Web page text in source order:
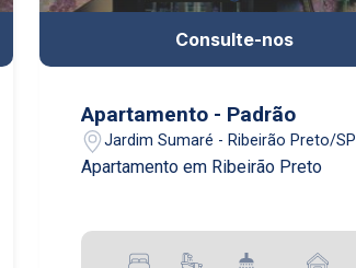
Consulte-nos
Apartamento - Padrão
Jardim Sumaré - Ribeirão Preto/SP
Apartamento em Ribeirão Preto